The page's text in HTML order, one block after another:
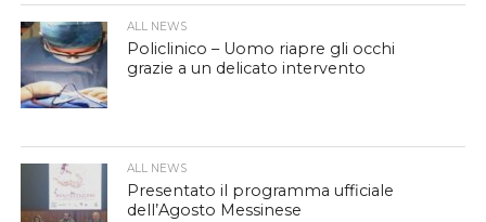
ALL NEWS
Policlinico – Uomo riapre gli occhi
grazie a un delicato intervento
ALL NEWS
Presentato il programma ufficiale
dell’Agosto Messinese